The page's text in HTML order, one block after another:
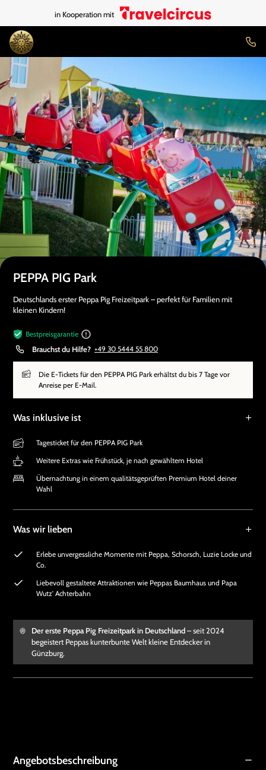
in Kooperation mit
PEPPA PIG Park
Deutschlands erster Peppa Pig Freizeitpark – perfekt für Familien mit
kleinen Kindern!
Bestpreisgarantie
Brauchst du Hilfe? +49 30 5444 55 800
Die E-Tickets für den PEPPA PIG Park erhältst du bis 7 Tage vor
Anreise per E-Mail.
Was inklusive ist
Tagesticket für den PEPPA PIG Park
Weitere Extras wie Frühstück, je nach gewähltem Hotel
Übernachtung in einem qualitätsgeprüften Premium Hotel deiner
Wahl
Was wir lieben
Erlebe unvergessliche Momente mit Peppa, Schorsch, Luzie Locke und
Co.
Liebevoll gestaltete Attraktionen wie Peppas Baumhaus und Papa
Wutz’ Achterbahn
Der erste Peppa Pig Freizeitpark in Deutschland– seit 2024
begeistert Peppas kunterbunte Welt kleine Entdecker in
Günzburg.
Angebotsbeschreibung